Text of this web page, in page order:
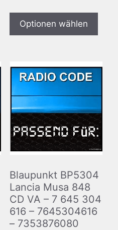
Optionen wählen
Blaupunkt BP5304
Lancia Musa 848
CD VA – 7 645 304
616 – 7645304616
– 7353876080